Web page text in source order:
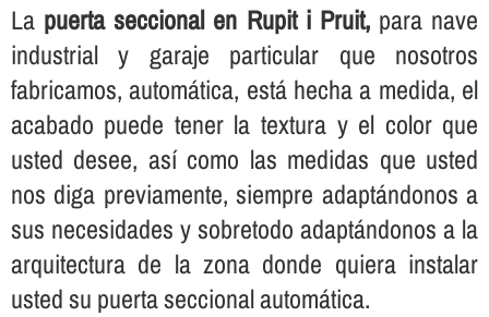
La puerta seccional en Rupit i Pruit,para nave
industrial y garaje particular que nosotros
fabricamos, automática, está hecha a medida, el
acabado puede tener la textura y el color que
usted desee, así­ como las medidas que usted
nos diga previamente, siempre adaptándonos a
sus necesidades y sobretodo adaptándonos a la
arquitectura de la zona donde quiera instalar
usted su puerta seccional automática.